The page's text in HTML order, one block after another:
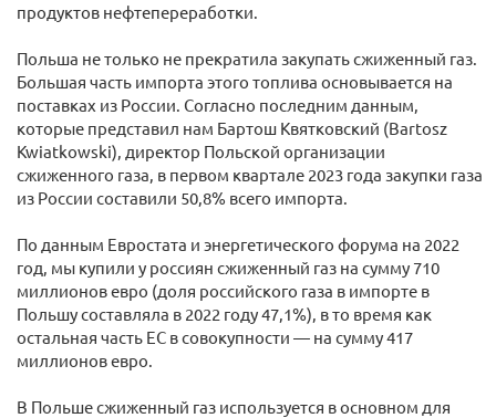
продуктов нефтепереработки.
Польша не только не прекратила закупать сжиженный газ.
Большая часть импорта этого топлива основывается на
поставках из России. Согласно последним данным,
которые представил нам Бартош Квятковский (Bartosz
Kwiatkowski), директор Польской организации
сжиженного газа, в первом квартале 2023 года закупки газа
из России составили 50,8% всего импорта.
По данным Евростата и энергетического форума на 2022
год, мы купили у россиян сжиженный газ на сумму 710
миллионов евро (доля российского газа в импорте в
Польшу составляла в 2022 году 47,1%), в то время как
остальная часть ЕС в совокупности — на сумму 417
миллионов евро.
В Польше сжиженный газ используется в основном для